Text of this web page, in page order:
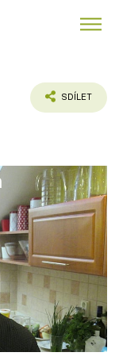
SDÍLET
obor
titul bakalář.
školce a její